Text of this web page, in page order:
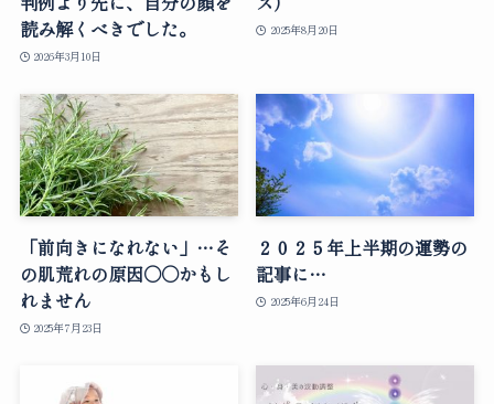
読み解くべきでした。
2026年3月10日
2025年8月20日
「前向きになれない」…そ
の肌荒れの原因○○かもし
れません
2025年7月23日
２０２５年上半期の運勢の
記事に…
2025年6月24日